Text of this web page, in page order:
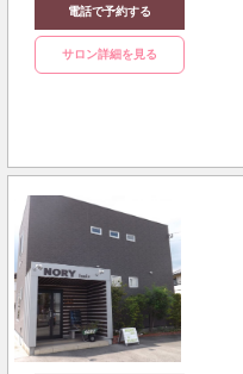
電話で予約する
サロン詳細を見る